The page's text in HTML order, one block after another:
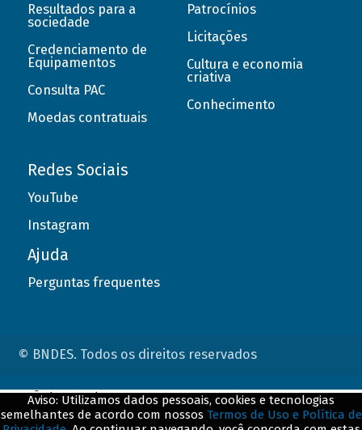
Resultados para a
sociedade
Credenciamento de
Equipamentos
Consulta PAC
Moedas contratuais
Patrocínios
Licitações
Cultura e economia
criativa
Conhecimento
Redes Sociais
YouTube
Instagram
Ajuda
Perguntas frequentes
© BNDES. Todos os direitos reservados
Aviso: Utilizamos dados pessoais, cookies e tecnologias
semelhantes de acordo com nossos Termos de Uso e Política de
ConteÃºdo complementar
${title}${badge}